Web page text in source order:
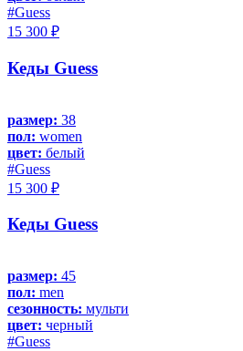
#Guess
15 300 ₽
Кеды Guess
размер: 38
пол: women
цвет: белый
#Guess
15 300 ₽
Кеды Guess
размер: 45
пол: men
сезонность: мульти
цвет: черный
#Guess